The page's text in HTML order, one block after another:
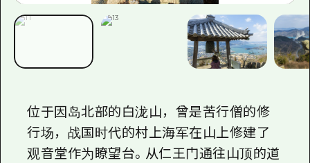
位于因岛北部的白泷山，曾是苦行僧的修
行场，战国时代的村上海军在山上修建了
观音堂作为瞭望台。从仁王门通往山顶的道